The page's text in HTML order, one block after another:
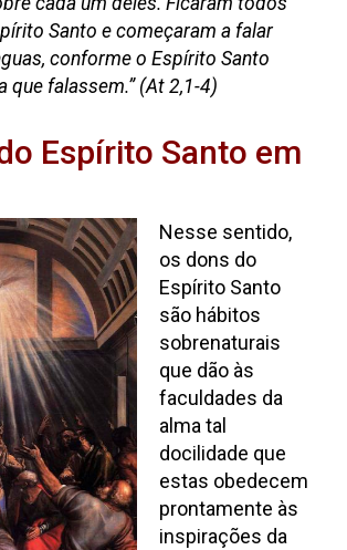
Santo e começaram a falar
conforme o Espírito Santo
que falassem.”(At 2,1-4)
Espírito Santo em
Nesse sentido,
os dons do
Espírito Santo
são hábitos
sobrenaturais
que dão às
faculdades da
alma tal
docilidade que
estas obedecem
prontamente às
inspirações da